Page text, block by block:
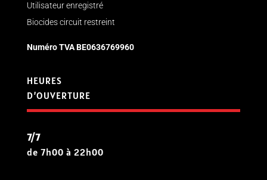
Utilisateur enregistré
Biocides circuit restreint
Numéro TVABE0636769960
HEURES
D’OUVERTURE
7/7
de 7h00 à 22h00